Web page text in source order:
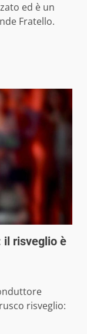
ed è un
Fratello.
il risveglio è
risveglio: